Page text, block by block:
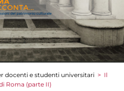
docenti e studenti universitari > Il
Roma (parte II)